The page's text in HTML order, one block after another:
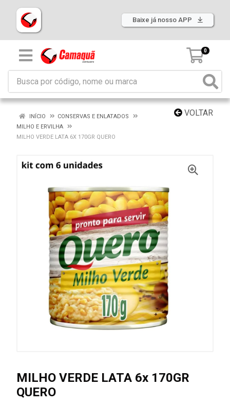
Baixe já nosso APP
0
VOLTAR
INÍCIO
CONSERVAS E ENLATADOS
MILHO E ERVILHA
MILHO VERDE LATA 6X 170GR QUERO
MILHO VERDE LATA 6x 170GR
QUERO